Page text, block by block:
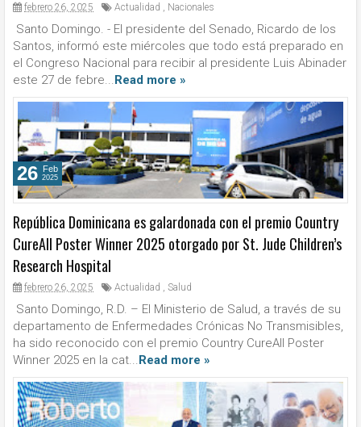
febrero 26, 2025 Actualidad , Nacionales
Santo Domingo. - El presidente del Senado, Ricardo de los
Santos, informó este miércoles que todo está preparado en
el Congreso Nacional para recibir al presidente Luis Abinader
este 27 de febre...Read more »
República Dominicana es galardonada con el premio Country
CureAll Poster Winner 2025 otorgado por St. Jude Children’s
Research Hospital
febrero 26, 2025 Actualidad , Salud
Santo Domingo, R.D. – El Ministerio de Salud, a través de su
departamento de Enfermedades Crónicas No Transmisibles,
ha sido reconocido con el premio Country CureAll Poster
Winner 2025 en la cat...Read more »
26 Feb
2025